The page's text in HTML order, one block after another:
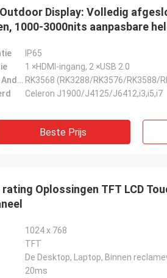
Display: Volledig
1000-3000nits aanpasbare
IP65
1 ×HDMI-ingang, 2 ×USB 2.0
Ingebouwde Android-pc RK3568 (RK3288/RK3576/RK3588/
Celeron J1900/J4125/J6412,i3,i5,i7
Beste Prijs
rating Oplossingen TFT LCD
1024 x 768
TFT
20ms